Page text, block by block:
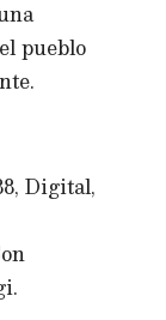
pueblo
Digital,